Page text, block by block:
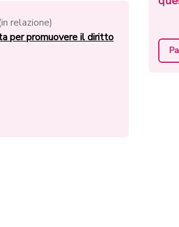
relazione)
per promuovere il diritto